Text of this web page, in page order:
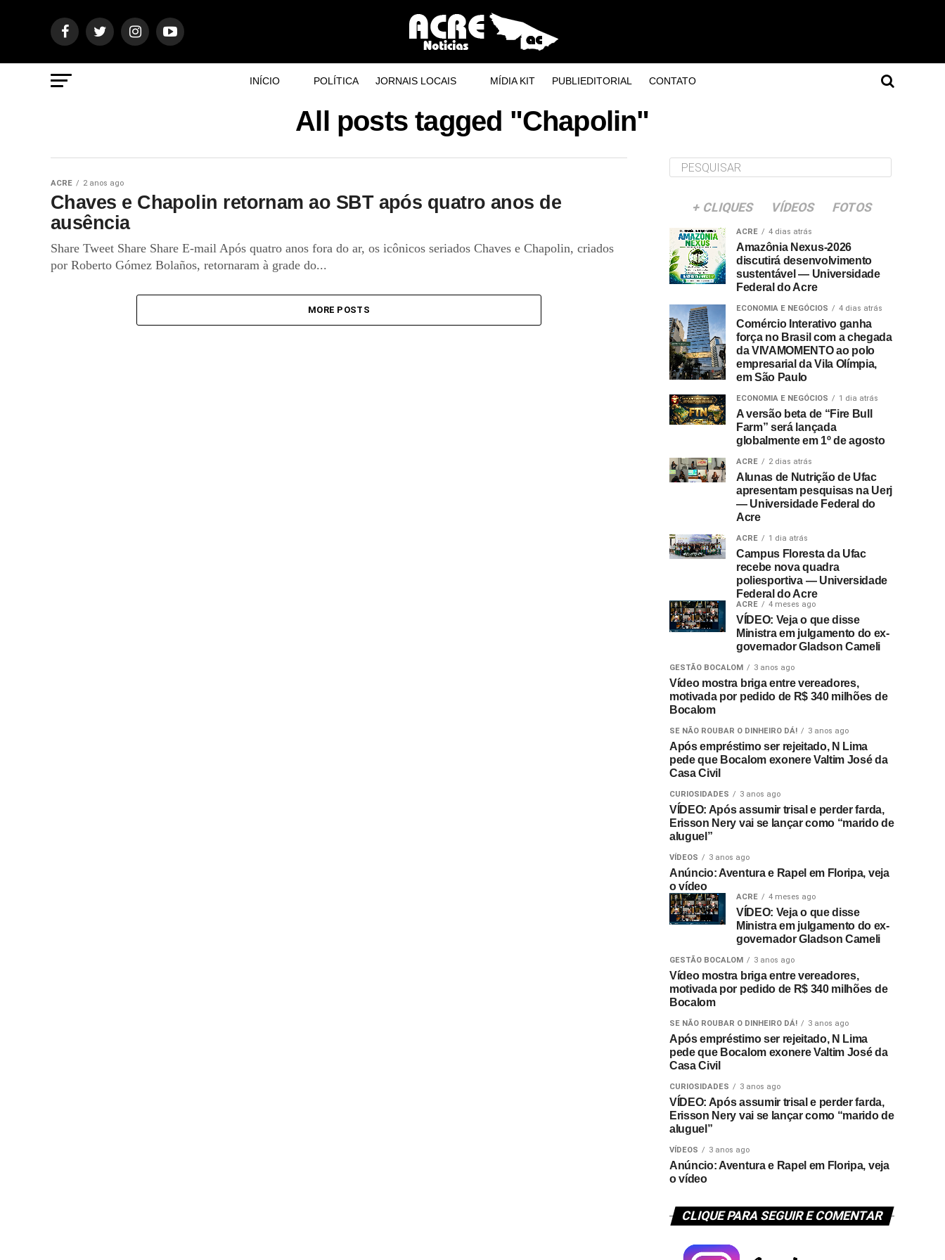
INÍCIO POLÍTICA JORNAIS LOCAIS MÍDIA KIT PUBLIEDITORIAL CONTATO
All posts tagged "Chapolin"
ACRE 2 anos ago
Chaves e Chapolin retornam ao SBT após quatro anos de
ausência
Share Tweet Share Share E-mail Após quatro anos fora do ar, os icônicos seriados Chaves e Chapolin, criados
por Roberto Gómez Bolaños, retornaram à grade do...
MORE POSTS
+ CLIQUES VÍDEOS FOTOS
ACRE 4 dias atrás
Amazônia Nexus-2026
discutirá desenvolvimento
sustentável — Universidade
Federal do Acre
ECONOMIA E NEGÓCIOS 4 dias atrás
Comércio Interativo ganha
força no Brasil com a chegada
da VIVAMOMENTO ao polo
empresarial da Vila Olímpia,
em São Paulo
ECONOMIA E NEGÓCIOS 1 dia atrás
A versão beta de “Fire Bull
Farm” será lançada
globalmente em 1º de agosto
ACRE 2 dias atrás
Alunas de Nutrição de Ufac
apresentam pesquisas na Uerj
— Universidade Federal do
Acre
ACRE 1 dia atrás
Campus Floresta da Ufac
recebe nova quadra
poliesportiva — Universidade
Federal do Acre
ACRE 4 meses ago
VÍDEO: Veja o que disse
Ministra em julgamento do ex-
governador Gladson Cameli
GESTÃO BOCALOM 3 anos ago
Vídeo mostra briga entre vereadores,
motivada por pedido de R$ 340 milhões de
Bocalom
SE NÃO ROUBAR O DINHEIRO DÁ! 3 anos ago
Após empréstimo ser rejeitado, N Lima
pede que Bocalom exonere Valtim José da
Casa Civil
CURIOSIDADES 3 anos ago
VÍDEO: Após assumir trisal e perder farda,
Erisson Nery vai se lançar como “marido de
aluguel”
VÍDEOS 3 anos ago
Anúncio: Aventura e Rapel em Floripa, veja
o vídeo
ACRE 4 meses ago
VÍDEO: Veja o que disse
Ministra em julgamento do ex-
governador Gladson Cameli
GESTÃO BOCALOM 3 anos ago
Vídeo mostra briga entre vereadores,
motivada por pedido de R$ 340 milhões de
Bocalom
SE NÃO ROUBAR O DINHEIRO DÁ! 3 anos ago
Após empréstimo ser rejeitado, N Lima
pede que Bocalom exonere Valtim José da
Casa Civil
CURIOSIDADES 3 anos ago
VÍDEO: Após assumir trisal e perder farda,
Erisson Nery vai se lançar como “marido de
aluguel”
VÍDEOS 3 anos ago
Anúncio: Aventura e Rapel em Floripa, veja
o vídeo
CLIQUE PARA SEGUIR E COMENTAR